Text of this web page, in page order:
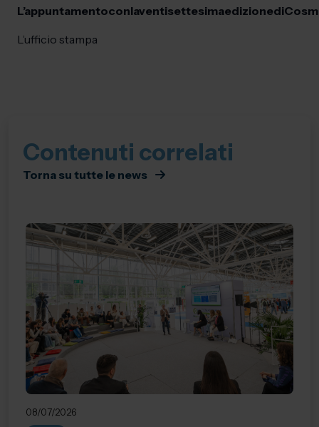
L’appuntamentoconlaventisettesimaedizionedi
L’ufficio stampa
Contenuti correlati
Torna su tutte le news
08/07/2026